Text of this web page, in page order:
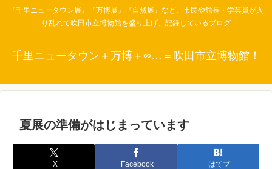
『千里ニュータウン展』『万博展』『自然展』など、市民や館長・学芸員が入
り乱れて吹田市立博物館を盛り上げ、記録しているブログ
千里ニュータウン＋万博＋∞…＝吹田市立博物館！
夏展の準備がはじまっています
X Facebook はてブ